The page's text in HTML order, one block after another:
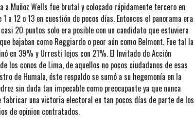
Muñoz Wells fue brutal y colocado rápidamente tercero en
a 12 o 13 en cuestión de pocos días. Entonces el panorama era
20 puntos solo era posible con un candidato que estuviera
bajaban como Reggiardo o peor aún como Belmont. Fue tal la
en 39% y Urresti lejos con 21%. El Invitado de Acción
los conos de Lima, de aquellos no pocos ciudadanos de esas
de Humala, éste respaldo se sumó a su hegemonía en la
sin duda tan impecable como preocupante ya que nunca
una victoria electoral en tan pocos días de parte de los
de opinion contratados.